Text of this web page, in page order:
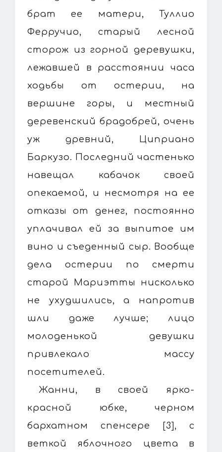
брат ее матери, Туллио
Ферручио, старый лесной
сторож из горной деревушки,
лежавшей в расстоянии часа
ходьбы от остерии, на
вершине горы, и местный
деревенский брадобрей, очень
уж древний, Циприано
Баркузо. Последний частенько
навещал кабачок своей
опекаемой, и несмотря на ее
отказы от денег, постоянно
уплачивал ей за выпитое им
вино и съеденный сыр. Вообще
дела остерии по смерти
старой Мариэтты нисколько
не ухудшились, а напротив
шли даже лучше; лицо
молоденькой девушки
привлекало массу
посетителей.
Жанни, в своей ярко-
красной юбке, черном
бархатном спенсере [3], с
веткой яблочного цвета в